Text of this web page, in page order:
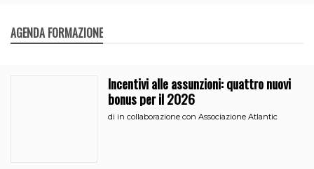
AGENDA FORMAZIONE
Incentivi alle assunzioni: quattro nuovi
bonus per il 2026
di in collaborazione con Associazione Atlantic